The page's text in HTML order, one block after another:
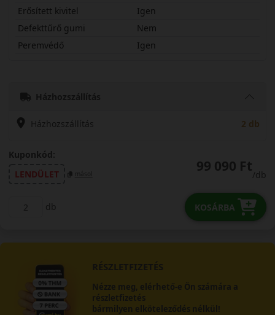
Erősített kivitel
Igen
Defekttűrő gumi
Nem
Peremvédő
Igen
Házhozszállítás
Házhozszállítás 2 db
Kuponkód:
LENDÜLET
másol 99 090 Ft
/db
db KOSÁRBA
RÉSZLETFIZETÉS
Nézze meg, elérhető-e Ön számára a
részletfizetés
bármilyen elköteleződés nélkül!